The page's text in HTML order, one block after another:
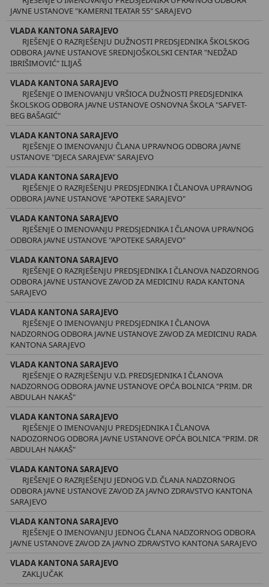
JAVNE USTANOVE "KAMERNI TEATAR 55" SARAJEVO
VLADA KANTONA SARAJEVO
RJEŠENJE O RAZRJEŠENJU DUŽNOSTI PREDSJEDNIKA ŠKOLSKOG
ODBORA JAVNE USTANOVE SREDNJOŠKOLSKI CENTAR "NEDŽAD
IBRIŠIMOVIĆ" ILIJAŠ
VLADA KANTONA SARAJEVO
RJEŠENJE O IMENOVANJU VRŠIOCA DUŽNOSTI PREDSJEDNIKA
ŠKOLSKOG ODBORA JAVNE USTANOVE OSNOVNA ŠKOLA "SAFVET-
BEG BAŠAGIĆ"
VLADA KANTONA SARAJEVO
RJEŠENJE O IMENOVANJU ČLANA UPRAVNOG ODBORA JAVNE
USTANOVE "DJECA SARAJEVA" SARAJEVO
VLADA KANTONA SARAJEVO
RJEŠENJE O RAZRJEŠENJU PREDSJEDNIKA I ČLANOVA UPRAVNOG
ODBORA JAVNE USTANOVE "APOTEKE SARAJEVO"
VLADA KANTONA SARAJEVO
RJEŠENJE O IMENOVANJU PREDSJEDNIKA I ČLANOVA UPRAVNOG
ODBORA JAVNE USTANOVE "APOTEKE SARAJEVO"
VLADA KANTONA SARAJEVO
RJEŠENJE O RAZRJEŠENJU PREDSJEDNIKA I ČLANOVA NADZORNOG
ODBORA JAVNE USTANOVE ZAVOD ZA MEDICINU RADA KANTONA
SARAJEVO
VLADA KANTONA SARAJEVO
RJEŠENJE O IMENOVANJU PREDSJEDNIKA I ČLANOVA
NADZORNOG ODBORA JAVNE USTANOVE ZAVOD ZA MEDICINU RADA
KANTONA SARAJEVO
VLADA KANTONA SARAJEVO
RJEŠENJE O RAZRJEŠENJU V.D. PREDSJEDNIKA I ČLANOVA
NADZORNOG ODBORA JAVNE USTANOVE OPĆA BOLNICA "PRIM. DR
ABDULAH NAKAŠ"
VLADA KANTONA SARAJEVO
RJEŠENJE O IMENOVANJU PREDSJEDNIKA I ČLANOVA
NADOZORNOG ODBORA JAVNE USTANOVE OPĆA BOLNICA "PRIM. DR
ABDULAH NAKAŠ"
VLADA KANTONA SARAJEVO
RJEŠENJE O RAZRJEŠENJU JEDNOG V.D. ČLANA NADZORNOG
ODBORA JAVNE USTANOVE ZAVOD ZA JAVNO ZDRAVSTVO KANTONA
SARAJEVO
VLADA KANTONA SARAJEVO
RJEŠENJE O IMENOVANJU JEDNOG ČLANA NADZORNOG ODBORA
JAVNE USTANOVE ZAVOD ZA JAVNO ZDRAVSTVO KANTONA SARAJEVO
VLADA KANTONA SARAJEVO
ZAKLJUČAK